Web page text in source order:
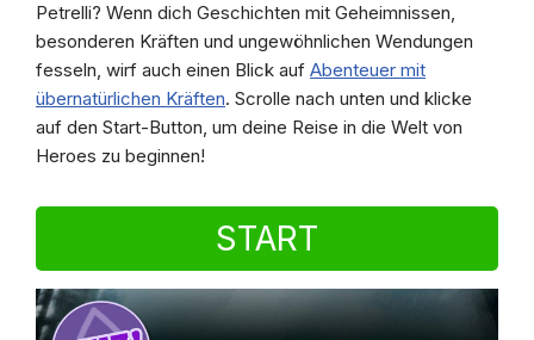
Petrelli? Wenn dich Geschichten mit Geheimnissen,
besonderen Kräften und ungewöhnlichen Wendungen
fesseln, wirf auch einen Blick auf Abenteuer mit
übernatürlichen Kräften. Scrolle nach unten und klicke
auf den Start-Button, um deine Reise in die Welt von
Heroes zu beginnen!
START